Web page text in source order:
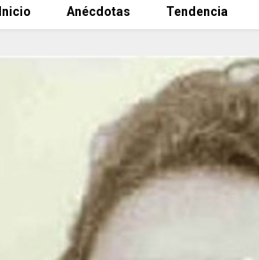
Inicio Anécdotas Tendencia